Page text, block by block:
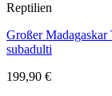
Reptilien
Großer
subadulti
199,90 €